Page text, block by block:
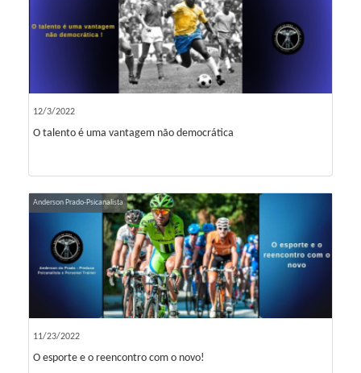
12/3/2022
O talento é uma vantagem não democrática
Anderson Prado-Psicanalista
11/23/2022
O esporte e o reencontro com o novo!